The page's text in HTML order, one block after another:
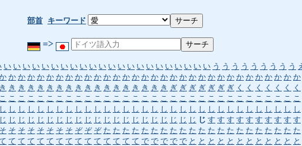
部首 キーワード
=>
い い い い い い い い い い い い い い い い い い い い い い う う う う う う う う う
か か か か か か か か か か か か か か か か か か か か か か か か か か か か か か か
き き き き き き き き き き き き き き き き き き ぎ ぎ ぎ ぎ ぎ ぎ ぎ く く く く く く く
こ こ こ こ こ こ こ こ こ こ こ こ こ こ こ こ こ こ こ こ こ こ こ こ こ こ こ こ こ こ こ こ
し し し し し し し し し し し し し し し し し し し し し し し し し し し し し し し し
じ じ じ じ じ じ じ じ じ じ じ じ じ じ じ じ じ じ じ じ じ じ す す す す す す す す す す
そ そ そ そ そ そ そ そ ぞ ぞ ぞ た た た た た た た た た た た た た た た た た た た た た
て て て て て て て て て て て て て て で で で で で と と と と と と と と と と と と